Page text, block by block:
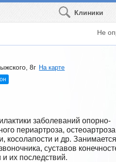
Клиники
Не
8г На карте
заболеваний опорно-
периартроза,
косолапости и др. Занимается
суставов
их последствий.